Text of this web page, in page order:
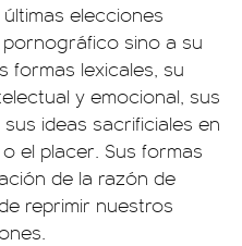
elecciones
sino a su
formas lexicales, su
y emocional, sus
ideas sacrificiales en
el placer. Sus formas
de la razón de
reprimir nuestros